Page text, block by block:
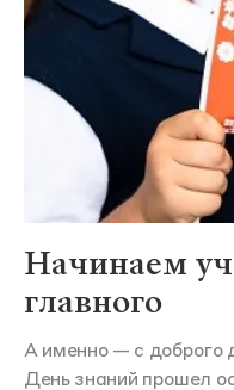
Начинаем
главного
А именно — с доброго
День знаний прошел